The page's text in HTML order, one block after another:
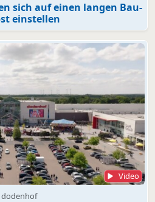
sich auf einen langen Bau-
einstellen
Video
dodenhof